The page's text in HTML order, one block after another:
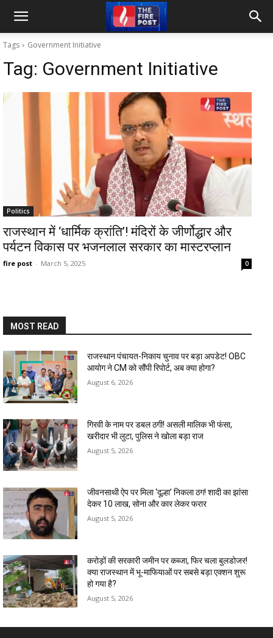
Tags Government Initiative
Tag: Government Initiative
Politics
राजस्थान में ‘धार्मिक क्रांति’! मंदिरों के जीर्णोद्धार और
पर्यटन विकास पर भजनलाल सरकार का मास्टरप्लान
fire post - March 5, 2025 0
MOST READ
राजस्थान पंचायत-निकाय चुनाव पर बड़ा अपडेट! OBC
आयोग ने CM को सौंपी रिपोर्ट, अब क्या होगा?
August 6, 2026
गिरवी के नाम पर डबल ठगी! असली मालिक भी फंसा,
खरीदार भी लुटा, पुलिस ने खोला बड़ा राज
August 5, 2026
जीवनसाथी ऐप पर मिला ‘दूल्हा’ निकला ठग! शादी का झांसा
देकर 10 लाख, सोना और कार लेकर फरार
August 5, 2026
करोड़ों की सरकारी जमीन पर कब्जा, फिर चला बुलडोजर!
क्या राजस्थान में भू-माफियाओं पर सबसे बड़ा एक्शन शुरू
हो गया है?
August 5, 2026